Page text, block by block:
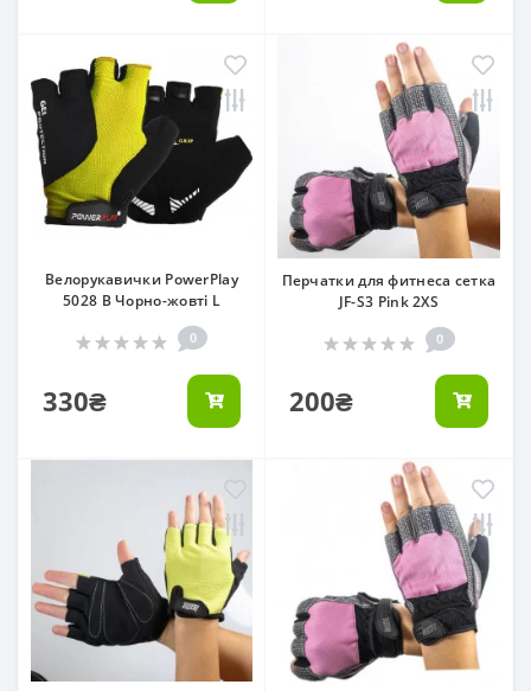
Велорукавички PowerPlay
5028 B Чорно-жовті L
0
330₴
Перчатки для фитнеса сетка
JF-S3 Pink 2XS
0
200₴